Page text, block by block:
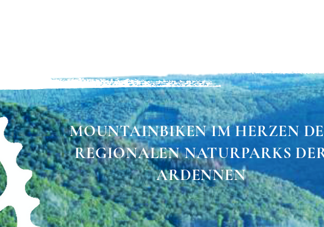
MOUNTAINBIKEN IM HERZEN
REGIONALEN NATURPARKS
ARDENNEN